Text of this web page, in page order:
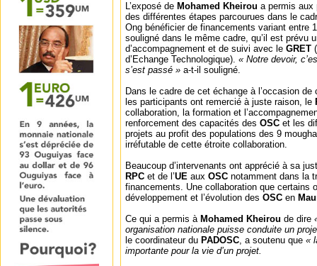
L’exposé de Mohamed Kheirou a permis aux
des différentes étapes parcourues dans le
Ong bénéficier de financements variant entre
souligné dans le même cadre, qu’il est prévu
d’accompagnement et de suivi avec le GRET
d’Echange Technologique). « Notre devoir,
s’est passé » a-t-il souligné.
Dans le cadre de cet échange à l’occasion
les participants ont remercié à juste raison, le
collaboration, la formation et
renforcement des capacités des OSC et les
projets au profit des populations des 9
irréfutable de cette étroite collaboration.
Beaucoup d’intervenants ont apprécié à sa
RPC et de l’UE aux OSC notamment dans la
financements. Une collaboration que certains
développement et l’évolution des OSC en
Ce qui a permis à Mohamed Kheirou de dire
organisation nationale puisse conduite un
le coordinateur du PADOSC, a soutenu que «
importante pour la vie d’un projet.